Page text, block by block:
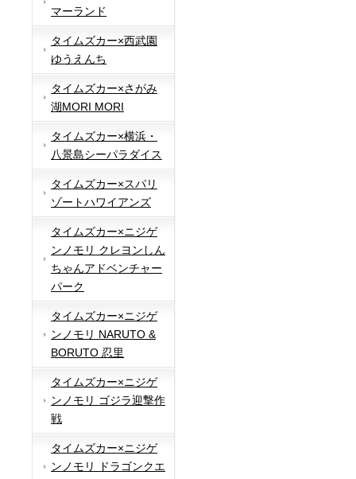
マーランド
タイムズカー×西武園
ゆうえんち
タイムズカー×さがみ
湖MORI MORI
タイムズカー×横浜・
八景島シーパラダイス
タイムズカー×スパリ
ゾートハワイアンズ
タイムズカー×ニジゲ
ンノモリ クレヨンしん
ちゃんアドベンチャー
パーク
タイムズカー×ニジゲ
ンノモリ NARUTO &
BORUTO 忍里
タイムズカー×ニジゲ
ンノモリ ゴジラ迎撃作
戦
タイムズカー×ニジゲ
ンノモリ ドラゴンクエ